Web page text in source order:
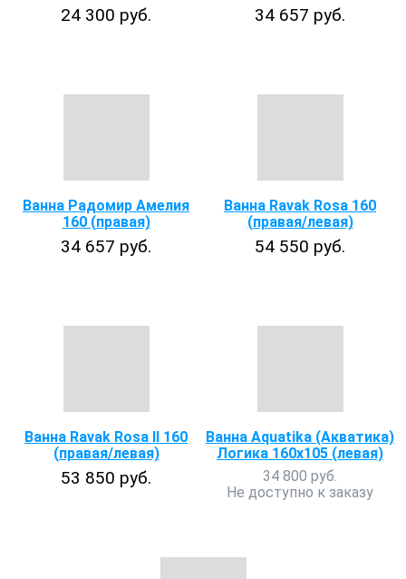
24 300 руб. 34 657 руб.
Ванна Радомир Амелия
160 (правая)
34 657 руб.
Ванна Ravak Rosa 160
(правая/левая)
54 550 руб.
Ванна Ravak Rosa II 160
(правая/левая)
53 850 руб.
Ванна Aquatika (Акватика)
Логика 160х105 (левая)
34 800 руб.
Не доступно к заказу